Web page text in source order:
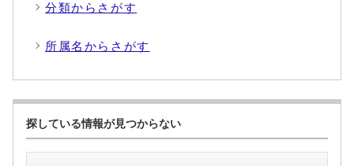
分類からさがす
所属名からさがす
探している情報が見つからない